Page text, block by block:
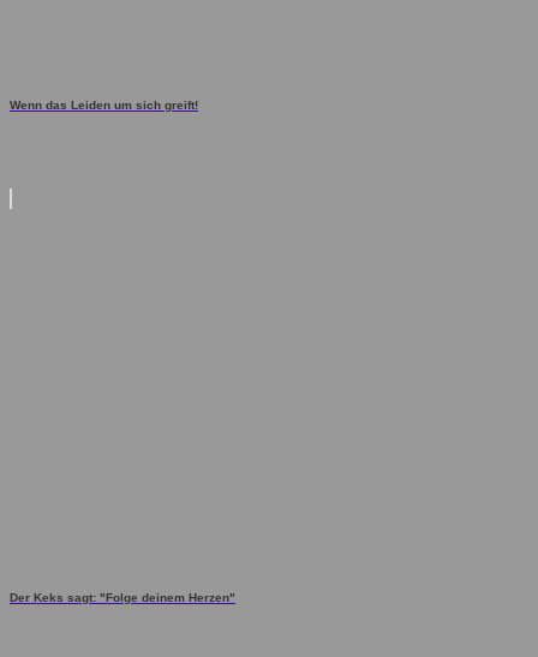
Wenn das Leiden um sich greift!
Der Keks sagt: "Folge deinem Herzen"